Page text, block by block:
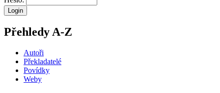
Přehledy A-Z
Autoři
Překladatelé
Povídky
Weby